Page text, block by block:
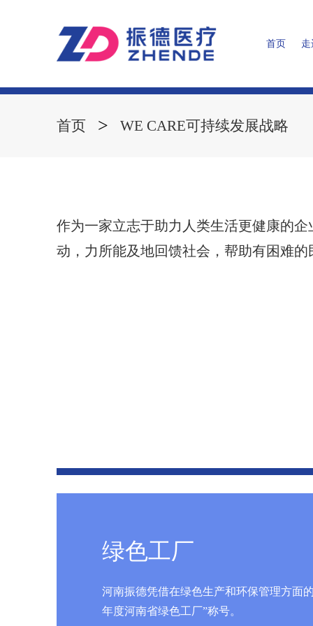
首页
董事长致辞WE
首页 > WE CARE可持续发展战略
作为一家立志于助力人类生活更健康的
动，力所能及地回馈社会，帮助有困难
绿色工厂
河南振德凭借在绿色生产和环保管理方面
年度河南省绿色工厂”称号。